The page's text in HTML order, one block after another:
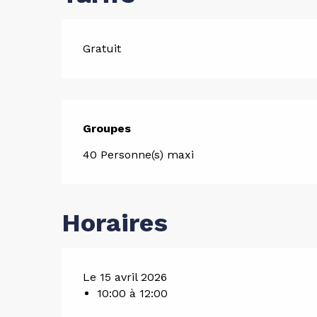
Gratuit
Groupes
Groupes
40 Personne(s) maxi
Horaires
Le 15 avril 2026
10:00 à 12:00